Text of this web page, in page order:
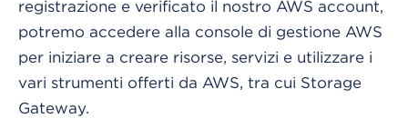
registrazione e verificato il nostro AWS account,
potremo accedere alla console di gestione AWS
per iniziare a creare risorse, servizi e utilizzare i
vari strumenti offerti da AWS, tra cui Storage
Gateway.